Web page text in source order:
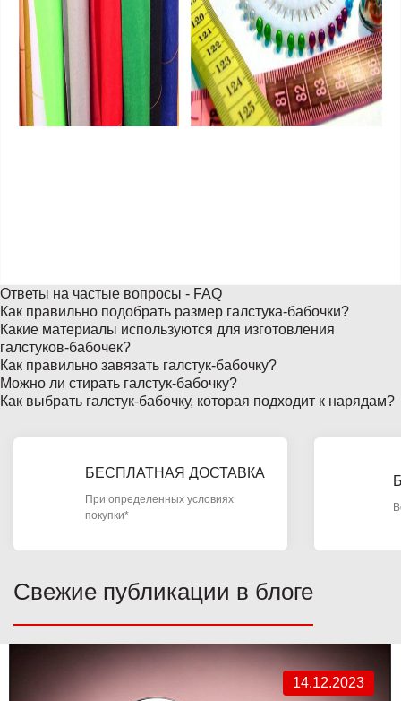
Ответы на частые вопросы - FAQ
Как правильно подобрать размер галстука-бабочки?
Какие материалы используются для изготовления
галстуков-бабочек?
Как правильно завязать галстук-бабочку?
Можно ли стирать галстук-бабочку?
Как выбрать галстук-бабочку, которая подходит к нарядам?
БЕСПЛАТНАЯ ДОСТАВКА
При определенных условиях
покупки*
Свежие публикации в блоге
14.12.2023